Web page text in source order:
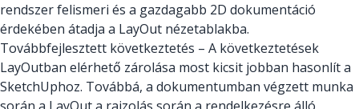
rendszer felismeri és a gazdagabb 2D dokumentáció
érdekében átadja a LayOut nézetablakba.
Továbbfejlesztett következtetés – A következtetések
LayOutban elérhető zárolása most kicsit jobban hasonlít a
SketchUphoz. Továbbá, a dokumentumban végzett munka